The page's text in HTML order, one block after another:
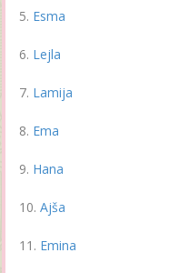
Esma
Lejla
Lamija
Ema
Hana
Ajša
Emina